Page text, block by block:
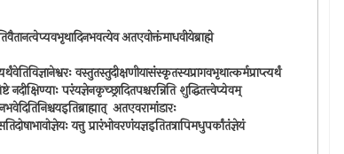
अतएवोक्तंमाधवीयेब्राह्मे
वस्तुतस्तुदीक्षणीयासंस्कृतस्यप्रागवभृथात्कर्मप्राप्त्यर्थं
परंयज्ञेनकृच्छ्रादितपश्चरन्निति शुद्धितत्त्वेप्येवम्
अतएवरामांडारः
यत्तु प्रारंभोवरणंयज्ञइतितत्रापिमधुपर्कांतंज्ञेयं